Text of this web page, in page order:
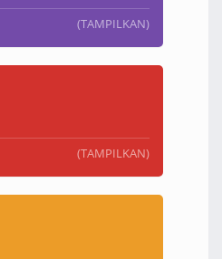
(TAMPILKAN)
(TAMPILKAN)